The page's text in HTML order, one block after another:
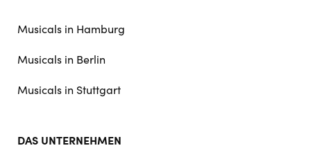
Musicals in Hamburg
Musicals in Berlin
Musicals in Stuttgart
DAS UNTERNEHMEN